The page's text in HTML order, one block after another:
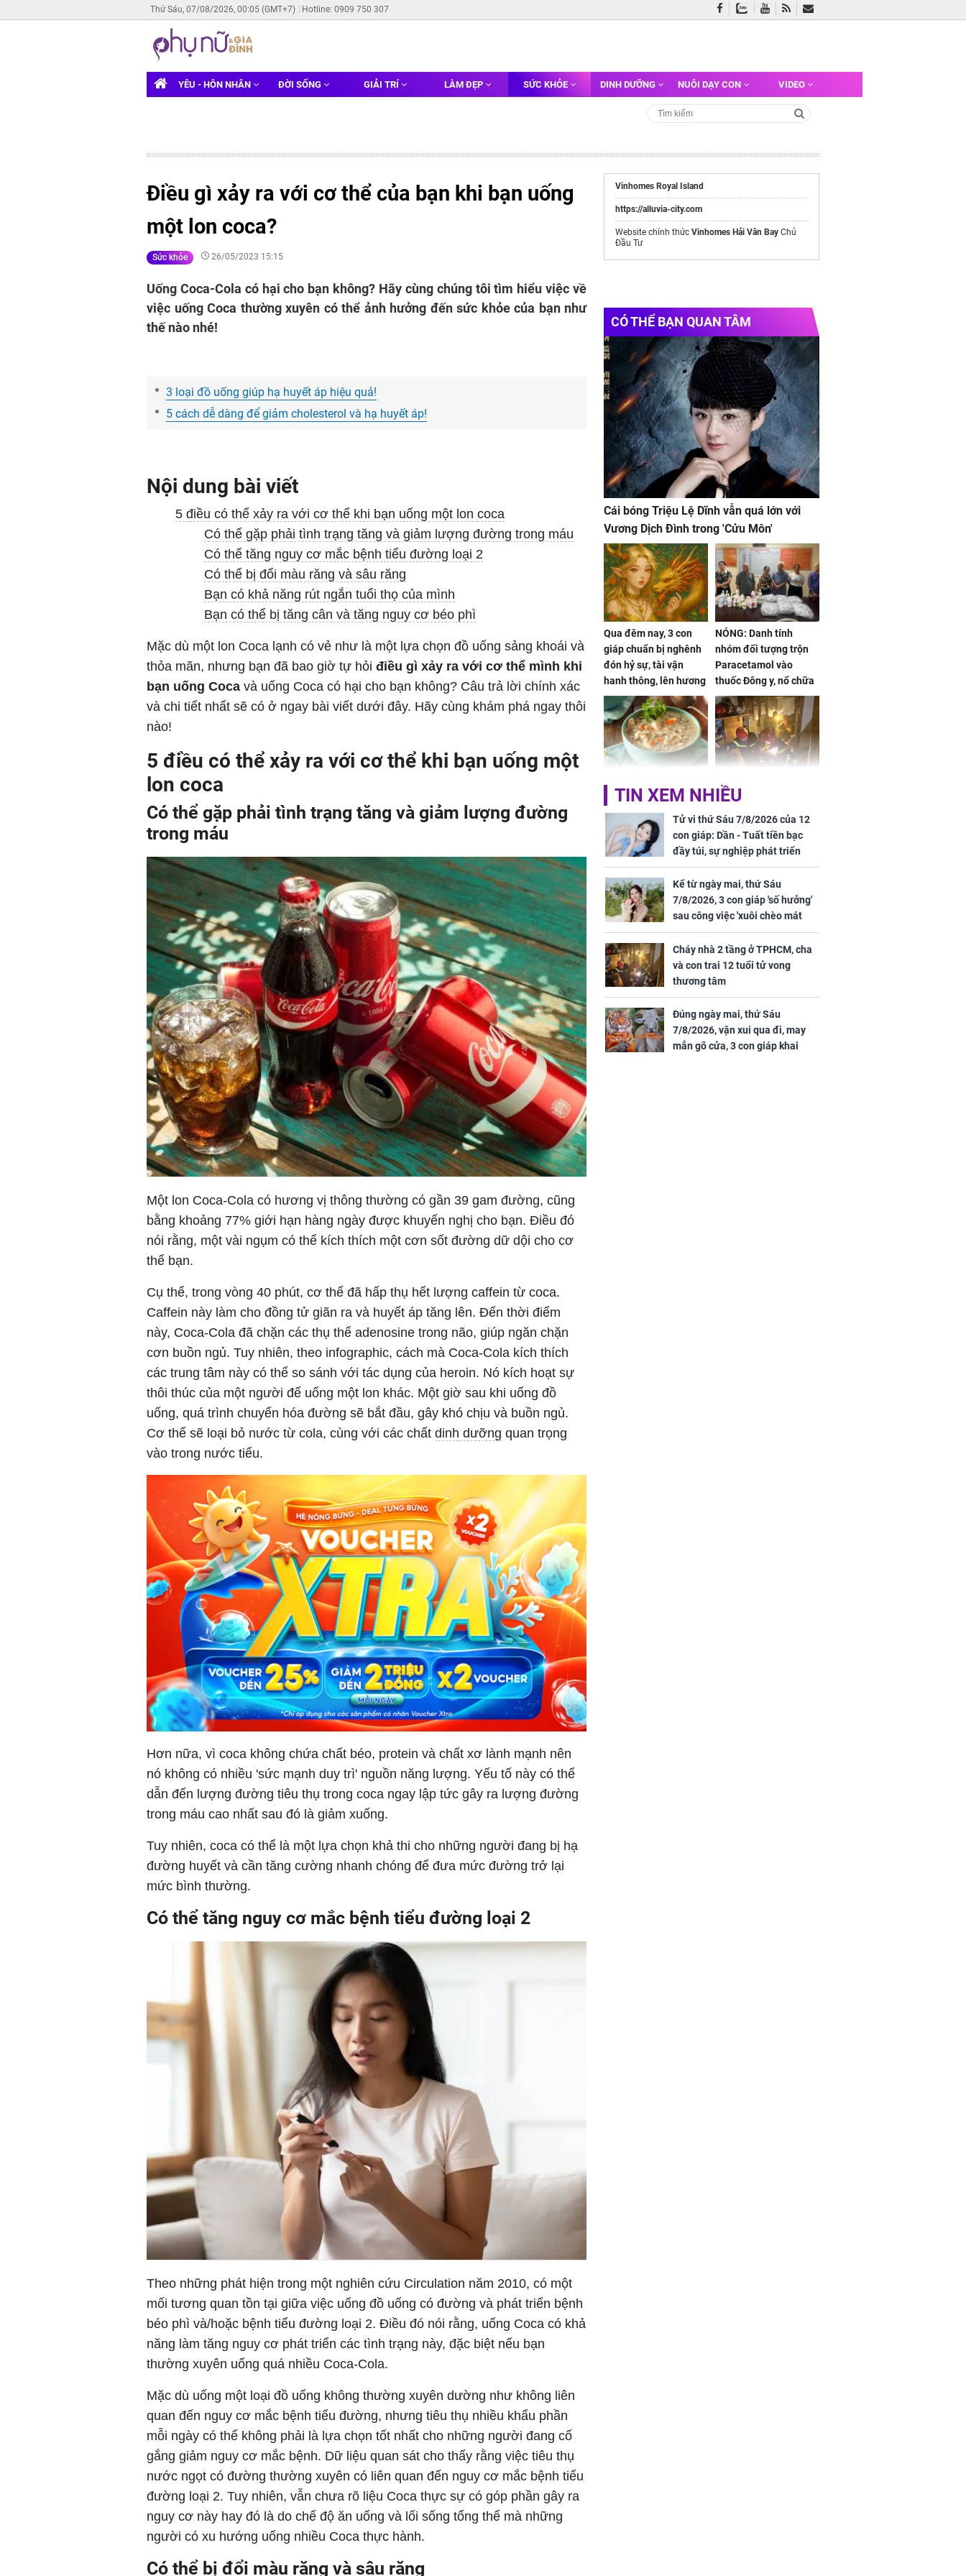
Thứ Sáu, 07/08/2026, 00:05 (GMT+7) Hotline: 0909 750 307
YÊU - HÔN NHÂN ĐỜI SỐNG GIẢI TRÍ LÀM ĐẸP SỨC KHỎE DINH DƯỠNG NUÔI DẠY CON VIDEO
Điều gì xảy ra với cơ thể của bạn khi bạn uống
một lon coca?
Sức khỏe 26/05/2023 15:15
Uống Coca-Cola có hại cho bạn không? Hãy cùng chúng tôi tìm hiểu việc về
việc uống Coca thường xuyên có thể ảnh hưởng đến sức khỏe của bạn như
thế nào nhé!
3 loại đồ uống giúp hạ huyết áp hiệu quả!
5 cách dễ dàng để giảm cholesterol và hạ huyết áp!
Nội dung bài viết
5 điều có thể xảy ra với cơ thể khi bạn uống một lon coca
Có thể gặp phải tình trạng tăng và giảm lượng đường trong máu
Có thể tăng nguy cơ mắc bệnh tiểu đường loại 2
Có thể bị đổi màu răng và sâu răng
Bạn có khả năng rút ngắn tuổi thọ của mình
Bạn có thể bị tăng cân và tăng nguy cơ béo phì
Mặc dù một lon Coca lạnh có vẻ như là một lựa chọn đồ uống sảng khoái và
thỏa mãn, nhưng bạn đã bao giờ tự hỏi điều gì xảy ra với cơ thể mình khi
bạn uống Coca và uống Coca có hại cho bạn không? Câu trả lời chính xác
và chi tiết nhất sẽ có ở ngay bài viết dưới đây. Hãy cùng khám phá ngay thôi
nào!
5 điều có thể xảy ra với cơ thể khi bạn uống một
lon coca
Có thể gặp phải tình trạng tăng và giảm lượng đường
trong máu
Một lon Coca-Cola có hương vị thông thường có gần 39 gam đường, cũng
bằng khoảng 77% giới hạn hàng ngày được khuyến nghị cho bạn. Điều đó
nói rằng, một vài ngụm có thể kích thích một cơn sốt đường dữ dội cho cơ
thể bạn.
Cụ thể, trong vòng 40 phút, cơ thể đã hấp thụ hết lượng caffein từ coca.
Caffein này làm cho đồng tử giãn ra và huyết áp tăng lên. Đến thời điểm
này, Coca-Cola đã chặn các thụ thể adenosine trong não, giúp ngăn chặn
cơn buồn ngủ. Tuy nhiên, theo infographic, cách mà Coca-Cola kích thích
các trung tâm này có thể so sánh với tác dụng của heroin. Nó kích hoạt sự
thôi thúc của một người để uống một lon khác. Một giờ sau khi uống đồ
uống, quá trình chuyển hóa đường sẽ bắt đầu, gây khó chịu và buồn ngủ.
Cơ thể sẽ loại bỏ nước từ cola, cùng với các chất dinh dưỡng quan trọng
vào trong nước tiểu.
Hơn nữa, vì coca không chứa chất béo, protein và chất xơ lành mạnh nên
nó không có nhiều 'sức mạnh duy trì' nguồn năng lượng. Yếu tố này có thể
dẫn đến lượng đường tiêu thụ trong coca ngay lập tức gây ra lượng đường
trong máu cao nhất sau đó là giảm xuống.
Tuy nhiên, coca có thể là một lựa chọn khả thi cho những người đang bị hạ
đường huyết và cần tăng cường nhanh chóng để đưa mức đường trở lại
mức bình thường.
Có thể tăng nguy cơ mắc bệnh tiểu đường loại 2
Theo những phát hiện trong một nghiên cứu Circulation năm 2010, có một
mối tương quan tồn tại giữa việc uống đồ uống có đường và phát triển bệnh
béo phì và/hoặc bệnh tiểu đường loại 2. Điều đó nói rằng, uống Coca có khả
năng làm tăng nguy cơ phát triển các tình trạng này, đặc biệt nếu bạn
thường xuyên uống quá nhiều Coca-Cola.
Mặc dù uống một loại đồ uống không thường xuyên dường như không liên
quan đến nguy cơ mắc bệnh tiểu đường, nhưng tiêu thụ nhiều khẩu phần
mỗi ngày có thể không phải là lựa chọn tốt nhất cho những người đang cố
gắng giảm nguy cơ mắc bệnh. Dữ liệu quan sát cho thấy rằng việc tiêu thụ
nước ngọt có đường thường xuyên có liên quan đến nguy cơ mắc bệnh tiểu
đường loại 2. Tuy nhiên, vẫn chưa rõ liệu Coca thực sự có góp phần gây ra
nguy cơ này hay đó là do chế độ ăn uống và lối sống tổng thể mà những
người có xu hướng uống nhiều Coca thực hành.
Có thể bị đổi màu răng và sâu răng
Vinhomes Royal Island
https://alluvia-city.com
Website chính thức Vinhomes Hải Vân Bay Chủ
Đầu Tư
CÓ THỂ BẠN QUAN TÂM
Cái bóng Triệu Lệ Dĩnh vẫn quá lớn với
Vương Dịch Đình trong 'Cửu Môn'
Qua đêm nay, 3 con
giáp chuẩn bị nghênh
đón hỷ sự, tài vận
hanh thông, lên hương
hóa Rồng hóa Phượng,
gom hết may mắn về
nhà
NÓNG: Danh tính
nhóm đối tượng trộn
Paracetamol vào
thuốc Đông y, nổ chữa
bách bệnh
Giá trị sức khỏe và
cách sử dụng đúng
của loại hạt bình dân
Cháy nhà 2 tầng ở
TPHCM, cha và con
trai 12 tuổi tử vong
thương tâm
Chân dung nam diễn
ứng ngược khi than
nghèo
TIN XEM NHIỀU
Tử vi thứ Sáu 7/8/2026 của 12
con giáp: Dần - Tuất tiền bạc
đầy túi, sự nghiệp phát triển
hưng thịnh, Mão - Thân tài lộc
ảm đạm, mọi sự khó thành công
mỹ mãn
Kể từ ngày mai, thứ Sáu
7/8/2026, 3 con giáp 'số hưởng'
sau công việc 'xuôi chèo mát
mái', tiền tài 'thu về như nước',
tình duyên viên mãn
Cháy nhà 2 tầng ở TPHCM, cha
và con trai 12 tuổi tử vong
thương tâm
Đúng ngày mai, thứ Sáu
7/8/2026, vận xui qua đi, may
mắn gõ cửa, 3 con giáp khai